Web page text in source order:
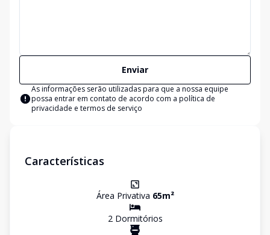
Enviar
As informações serão utilizadas para que a nossa equipe
possa entrar em contato de acordo com a política de
privacidade e termos de serviço
Características
Área Privativa 65m²
2Dormitórios